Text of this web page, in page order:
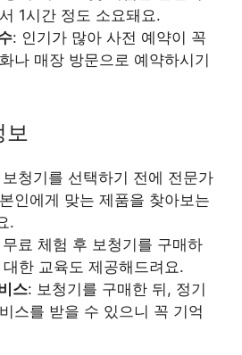
1시간 정도 소요돼요.
: 인기가 많아 사전 예약이 꼭
나 매장 방문으로 예약하시기
보청기를 선택하기 전에 전문가
인에게 맞는 제품을 찾아보는
.
무료 체험 후 보청기를 구매하
한 교육도 제공해드려요.
스: 보청기를 구매한 뒤, 정기
스를 받을 수 있으니 꼭 기억